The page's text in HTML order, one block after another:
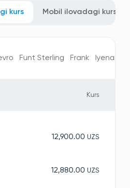
kurs Mobil ilovadagi kurs
Funt Sterling Frank Iyena
Kurs
12,900.00 UZS
12,880.00 UZS